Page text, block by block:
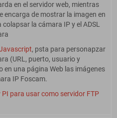
en el servidor web, mientras
encarga de mostrar la imagen en
la cámara IP y el ADSL
, psta para personapzar
(URL, puerto, usuario y
una página Web las imágenes
IP Foscam.
para usar como servidor FTP